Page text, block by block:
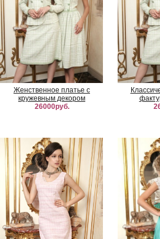
Женственное платье с
кружевным декором
26000руб.